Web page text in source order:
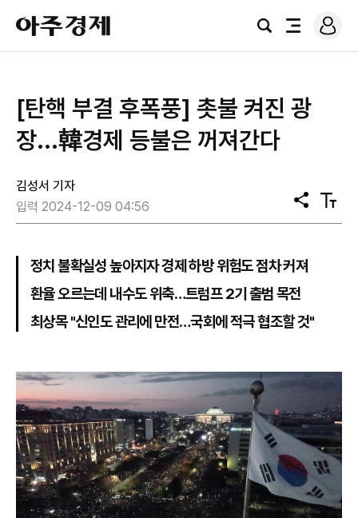
아
주
경
검
전
로
그
[탄핵 부결 후폭풍] 촛불 켜진 광
장...韓경제 등불은 꺼져간다
김성서 기자
입력 2024-12-09 04:56
공
유
텍
스
정치 불확실성 높아지자 경제 하방 위험도 점차 커져
환율 오르는데 내수도 위축…트럼프 2기 출범 목전
최상목 "신인도 관리에 만전…국회에 적극 협조할 것"